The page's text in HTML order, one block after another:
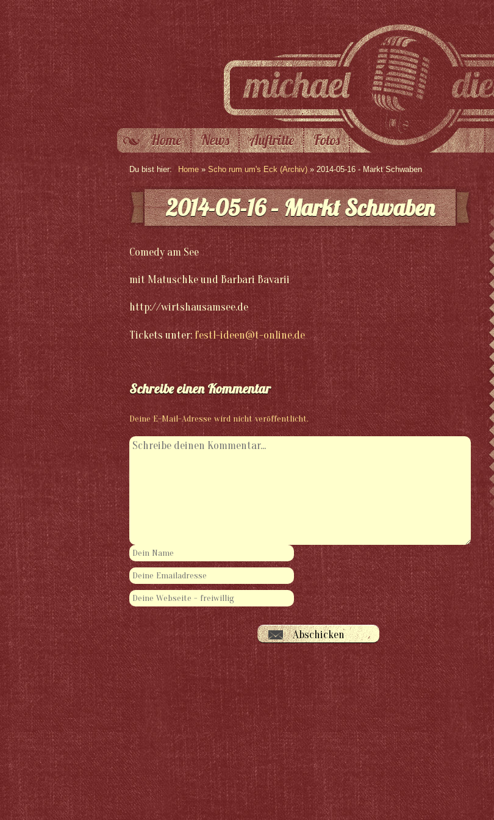
Home News Auftritte Fotos
Du bist hier: Home» Scho rum um's Eck (Archiv)» 2014-05-16 - Markt Schwaben
2014-05-16 – Markt Schwaben
Comedy am See
mit Matuschke und Barbari Bavarii
http://wirtshausamsee.de
Tickets unter:festl-ideen@t-online.de
Schreibe einen Kommentar
Deine E-Mail-Adresse wird nicht veröffentlicht.